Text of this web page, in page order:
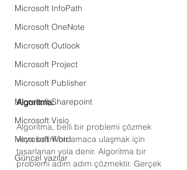
Microsoft InfoPath
Microsoft OneNote
Microsoft Outlook
Microsoft Project
Microsoft Publisher
Microsoft Sharepoint
Microsoft Visio
Microsoft Word
Güncel yazılar
Algoritma:
Algoritma, belli bir problemi çözmek
veya belirli bir amaca ulaşmak için
tasarlanan yola denir. Algoritma bir
problemi adım adım çözmektir. Gerçek